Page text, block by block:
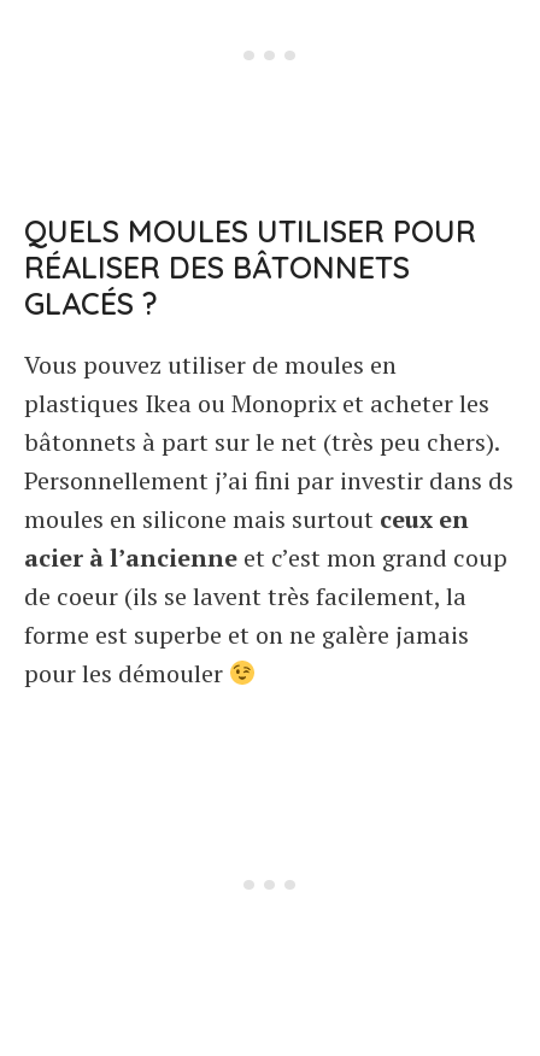
QUELS MOULES UTILISER POUR
RÉALISER DES BÂTONNETS
GLACÉS ?
Vous pouvez utiliser de moules en
plastiques Ikea ou Monoprix et acheter les
bâtonnets à part sur le net (très peu chers).
Personnellement j’ai fini par investir dans ds
moules en silicone mais surtout ceux en
acier à l’ancienne et c’est mon grand coup
de coeur (ils se lavent très facilement, la
forme est superbe et on ne galère jamais
pour les démouler